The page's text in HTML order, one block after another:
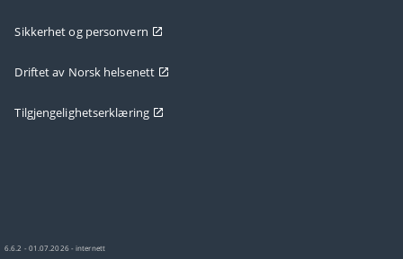
Sikkerhet og personvern
Driftet av Norsk helsenett
Tilgjengelighetserklæring
6.6.2 - 01.07.2026 - internett